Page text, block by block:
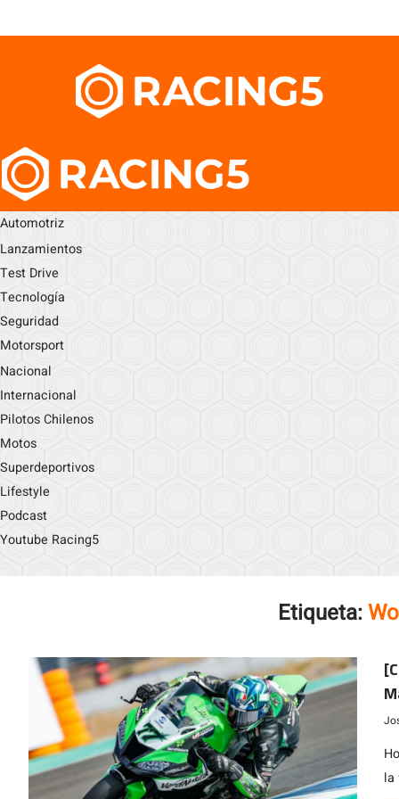
Automotriz
Lanzamientos
Test Drive
Tecnología
Seguridad
Motorsport
Nacional
Internacional
Pilotos Chilenos
Motos
Superdeportivos
Lifestyle
Podcast
Youtube Racing5
Etiqueta:
la